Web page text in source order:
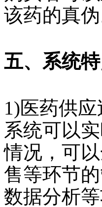
该药的真伪
五、系统
1)医药供
系统可以
情况，可
售等环节
数据分析等